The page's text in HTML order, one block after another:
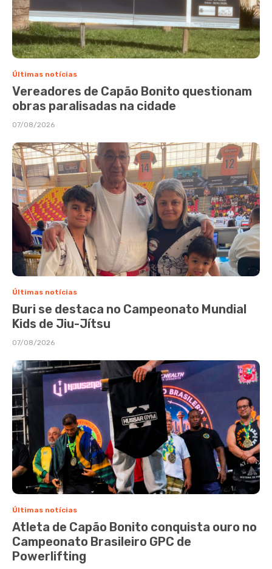
Últimas notícias
Vereadores de Capão Bonito questionam
obras paralisadas na cidade
07/08/2026
Últimas notícias
Buri se destaca no Campeonato Mundial
Kids de Jiu-Jítsu
07/08/2026
Últimas notícias
Atleta de Capão Bonito conquista ouro no
Campeonato Brasileiro GPC de
Powerlifting